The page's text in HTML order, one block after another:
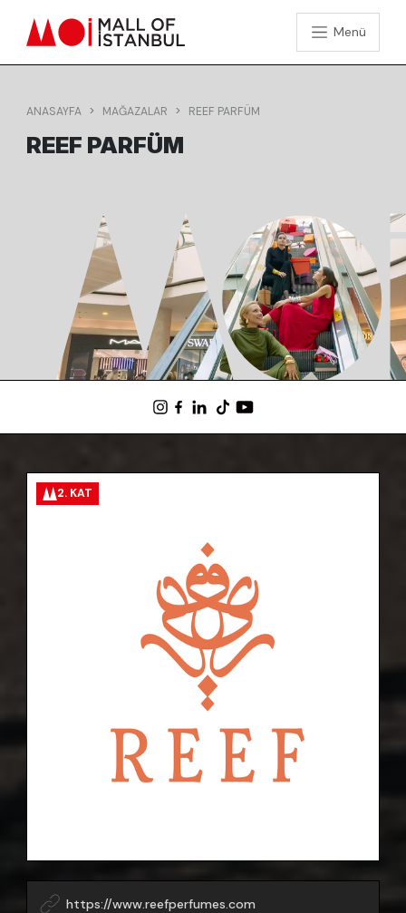
Menü
ANASAYFA MAĞAZALAR REEF PARFÜM
REEF PARFÜM
https://www.reefperfumes.com
2. KAT